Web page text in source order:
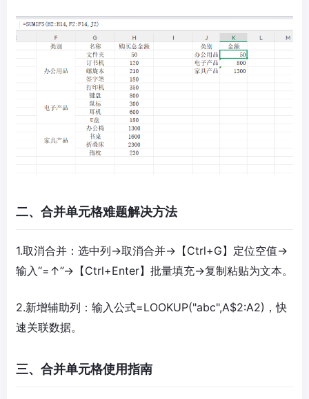
二、合并单元格难题解决方法
1.取消合并：选中列→取消合并→【Ctrl+G】定位空值→
输入“=↑”→【Ctrl+Enter】批量填充→复制粘贴为文本。
2.新增辅助列：输入公式=LOOKUP("abc",A$2:A2)，快
速关联数据。
三、合并单元格使用指南